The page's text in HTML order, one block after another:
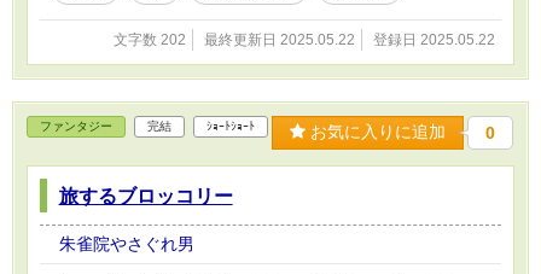
文字数 202 最終更新日 2025.05.22 登録日 2025.05.22
ファンタジー 完結 ｼｮｰﾄｼｮｰﾄ お気に入りに追加 0
旅するブロッコリー
朱雀院やさぐれ男